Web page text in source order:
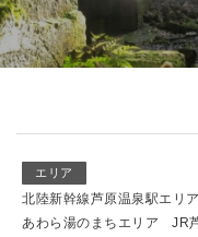
エリア
北陸新幹線芦原温泉駅エリア
あわら湯のまちエリア
JR